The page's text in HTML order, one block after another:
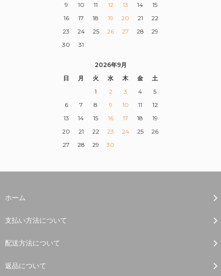
9
10 11 12 13 14
15
16
17 18 19 20 21
22
23
24 25 26 27 28
29
30
31
2026年9月
日
月 火 水 木 金
土
1
2 3 4
5
6
7 8 9 10 11
12
13
14 15 16 17 18
19
20
21 22 23 24 25
26
27
28 29 30
ホーム
支払い方法について
配送方法について
返品について